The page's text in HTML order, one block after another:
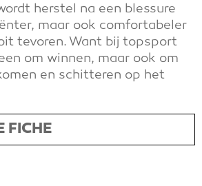
herstel na een blessure
maar ook comfortabeler
tevoren. Want bij topsport
om winnen, maar ook om
en schitteren op het
FICHE